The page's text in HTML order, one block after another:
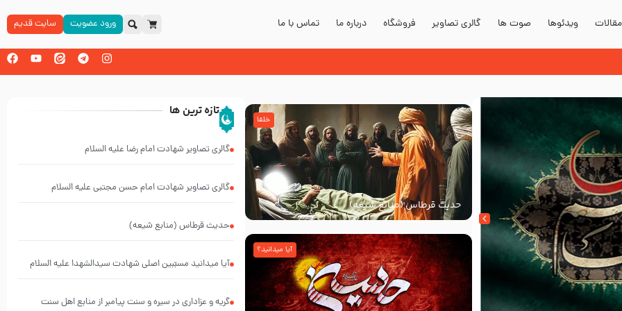
مقالات ویدئوها صوت ها گالری تصاویر فروشگاه درباره ما تماس با ما ورود عضویت سایت قدیم
حدیث قرطاس (منابع شیعه)
خلفا
آیا میدانید؟
تازه ترین ها
گالری تصاویر شهادت امام رضا علیه السلام
گالری تصاویر شهادت امام حسن مجتبی علیه السلام
حدیث قرطاس (منابع شیعه)
آیا میدانید مسبّبین اصلی شهادت سیدالشهدا علیه ‌السلام
گریه و عزاداری در سیره و سنت پیامبر از منابع اهل سنت